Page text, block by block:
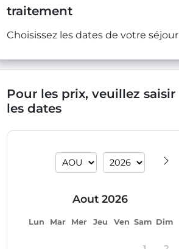
traitement
Choisissez les dates de votre séjour
Pour les prix, veuillez saisir
les dates
aout 2026
lun mar mer jeu ven sam dim